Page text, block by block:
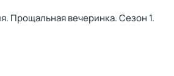
Прощальная вечеринка. Сезон 1.